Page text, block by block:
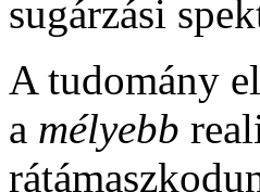
sugárzási
A tudomány
a mélyebb